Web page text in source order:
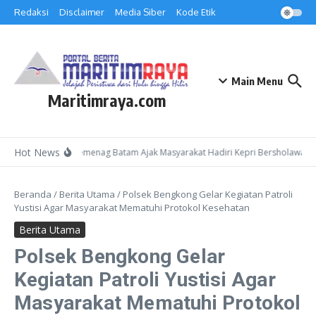
Lewati ke konten
Redaksi Disclaimer Media Siber Kode Etik
Maritimraya.com
Main Menu
Hot NewsKepala Kemenag Batam Ajak Masyarakat Hadiri Kepri Bersholawat 3
Beranda / Berita Utama / Polsek Bengkong Gelar Kegiatan Patroli
Yustisi Agar Masyarakat Mematuhi Protokol Kesehatan
Berita Utama
Polsek Bengkong Gelar
Kegiatan Patroli Yustisi Agar
Masyarakat Mematuhi Protokol